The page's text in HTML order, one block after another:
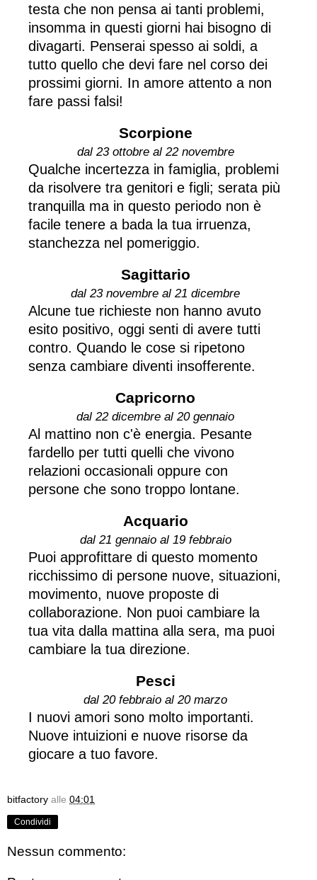
testa che non pensa ai tanti problemi,
insomma in questi giorni hai bisogno di
divagarti. Penserai spesso ai soldi, a
tutto quello che devi fare nel corso dei
prossimi giorni. In amore attento a non
fare passi falsi!
Scorpione
dal 23 ottobre al 22 novembre
Qualche incertezza in famiglia, problemi
da risolvere tra genitori e figli; serata più
tranquilla ma in questo periodo non è
facile tenere a bada la tua irruenza,
stanchezza nel pomeriggio.
Sagittario
dal 23 novembre al 21 dicembre
Alcune tue richieste non hanno avuto
esito positivo, oggi senti di avere tutti
contro. Quando le cose si ripetono
senza cambiare diventi insofferente.
Capricorno
dal 22 dicembre al 20 gennaio
Al mattino non c'è energia. Pesante
fardello per tutti quelli che vivono
relazioni occasionali oppure con
persone che sono troppo lontane.
Acquario
dal 21 gennaio al 19 febbraio
Puoi approfittare di questo momento
ricchissimo di persone nuove, situazioni,
movimento, nuove proposte di
collaborazione. Non puoi cambiare la
tua vita dalla mattina alla sera, ma puoi
cambiare la tua direzione.
Pesci
dal 20 febbraio al 20 marzo
I nuovi amori sono molto importanti.
Nuove intuizioni e nuove risorse da
giocare a tuo favore.
bitfactory alle 04:01
Condividi
Nessun commento: